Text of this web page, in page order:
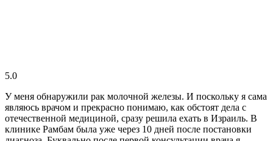
5.0
У меня обнаружили рак молочной железы. И поскольку я сама
являюсь врачом и прекрасно понимаю, как обстоят дела с
отечественной медициной, сразу решила ехать в Израиль. В
клинике Рамбам была уже через 10 дней после постановки